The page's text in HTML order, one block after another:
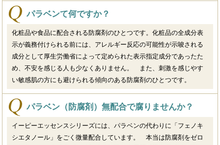
パラベンて何ですか？
化粧品や食品に配合される防腐剤のひとつです。化粧品の全成分表
示が義務付けられる前には、アレルギー反応の可能性が示唆される
成分として厚生労働省によって定められた表示指定成分であったた
め、不安を感じる人も少なくありません。 また、刺激を感じやす
い敏感肌の方にも避けられる傾向のある防腐剤のひとつです。
パラベン（防腐剤）無配合で腐りませんか？
イーピーエッセンスシリーズには、パラベンの代わりに「フェノキ
シエタノール」をごく微量配合しています。 本当は防腐剤をゼロ